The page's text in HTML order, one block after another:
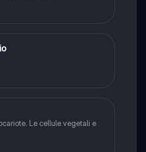
Le cellule vegetali e